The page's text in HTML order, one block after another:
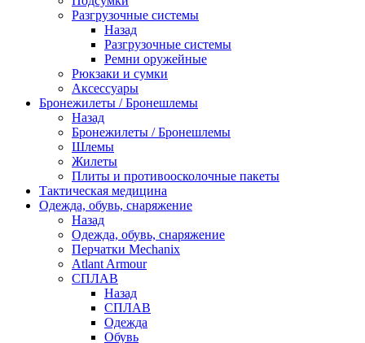
Разгрузочные системы
Назад
Разгрузочные системы
Ремни оружейные
Рюкзаки и сумки
Аксессуары
Бронежилеты / Бронешлемы
Назад
Бронежилеты / Бронешлемы
Шлемы
Жилеты
Плиты и противоосколочные пакеты
Тактическая медицина
Одежда, обувь, снаряжение
Назад
Одежда, обувь, снаряжение
Перчатки Mechanix
Atlant Armour
СПЛАВ
Назад
СПЛАВ
Одежда
Обувь